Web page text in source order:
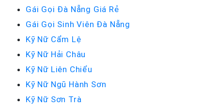
Gái Gọi Đà Nẵng Giá Rẻ
Gái Gọi Sinh Viên Đà Nẵng
Kỹ Nữ Cẩm Lệ
Kỹ Nữ Hải Châu
Kỹ Nữ Liên Chiểu
Kỹ Nữ Ngũ Hành Sơn
Kỹ Nữ Sơn Trà